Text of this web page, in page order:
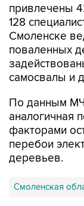
привлечены
128
Смоленске
поваленных
самосвалы и
По данным
аналогичная
факторами
перебои
деревьев.
Смоленская